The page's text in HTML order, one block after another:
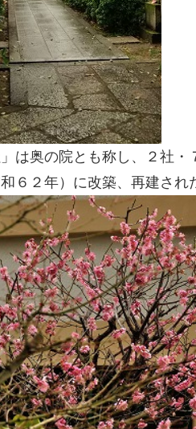
は奥の院とも称し、２社・
６２年）に改築、再建され